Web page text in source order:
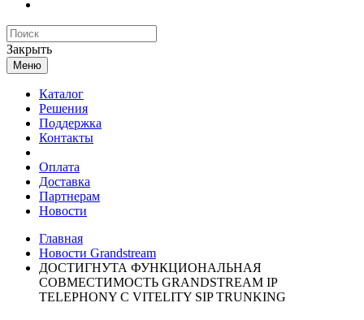
Закрыть
Меню
Каталог
Решения
Поддержка
Контакты
Оплата
Доставка
Партнерам
Новости
Главная
Новости Grandstream
ДОСТИГНУТА ФУНКЦИОНАЛЬНАЯ
СОВМЕСТИМОСТЬ GRANDSTREAM IP
TELEPHONY С VITELITY SIP TRUNKING